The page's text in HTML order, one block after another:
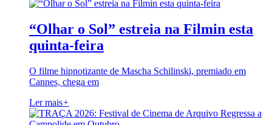
“Olhar o Sol” estreia na Filmin esta
quinta-feira
O filme hipnotizante de Mascha Schilinski, premiado em
Cannes, chega em
Ler mais+